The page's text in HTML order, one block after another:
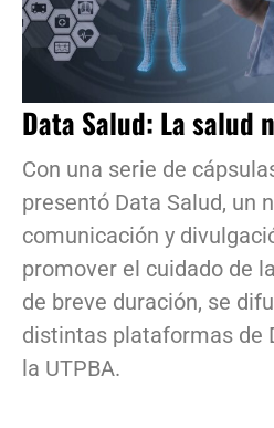
Data Salud: La salud
Con una serie de
presentó Data Salud, un
comunicación y
promover el cuidado de
de breve duración, se
distintas plataformas de
la UTPBA.